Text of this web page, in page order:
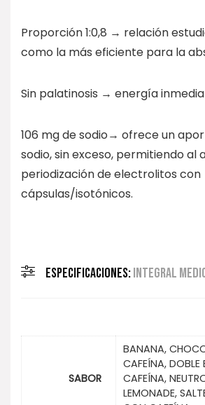
Proporción 1:0,8 → relación
como la más eficiente para la
Sin palatinosis → energía
106 mg de sodio→ ofrece un
sodio, sin exceso, permitiendo al
periodización de electrolitos con
cápsulas/isotónicos.
ESPECIFICACIONES:INTEGRAL
SABOR
BANANA,
CAFEÍNA, DOBLE
CAFEÍNA,
LEMONADE,